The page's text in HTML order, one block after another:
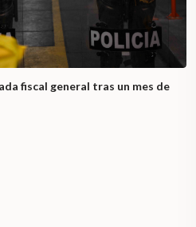
fiscal general tras un mes de